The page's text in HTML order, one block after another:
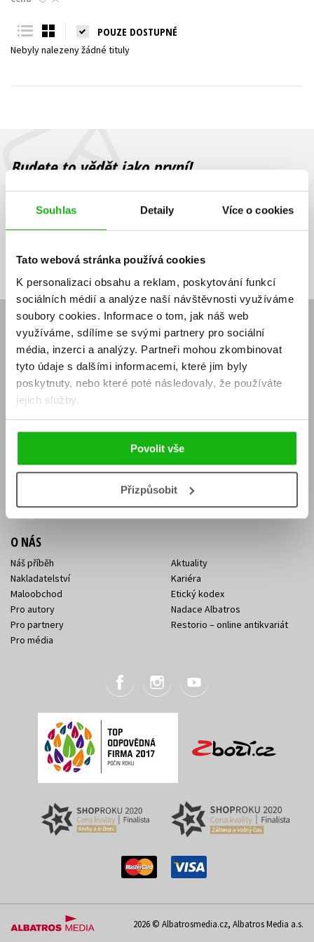
Souhlas Detaily Více o cookies
Tato webová stránka používá cookies
K personalizaci obsahu a reklam, poskytování funkcí
sociálních médií a analýze naší návštěvnosti využíváme
soubory cookies. Informace o tom, jak náš web
využíváme, sdílíme se svými partnery pro sociální
média, inzerci a analýzy. Partneři mohou zkombinovat
tyto údaje s dalšími informacemi, které jim byly
poskytnuty, nebo které poté následovaly, že používáte
jejich služby.
Povolit vše
Přizpůsobit
Young adult (SK)
Všechny tituly
POUZE DOSTUPNÉ
Nebyly nalezeny žádné tituly
Budete to vědět jako první!
Zajímá Vás, jaký knižní hit právě vychází, na jaké zboží je výhodná
sleva, jaká běží soutěž o ceny? Přihlášením k odběru našich e-
souhlasíte se zpracováním osobních údajů
mailová
adresa
mailová
adresa
Vaše e-mailová adresa Přihlásit se
E-SHOP
Aktuality
Naši autoři
Obchodní podmínky
Jak nakoupit
Knižní novinky
Dárkové poukazy
Affiliate program
KONTAKTY
Sídlo společnosti
Kontakty Albatros Media
O NÁS
Náš příběh
Nakladatelství
Maloobchod
Pro autory
Pro partnery
Pro média
Aktuality
Kariéra
Etický kodex
Nadace Albatros
Restorio – online antikvariát
2026 © Albatrosmedia.cz, Albatros Media a.s.